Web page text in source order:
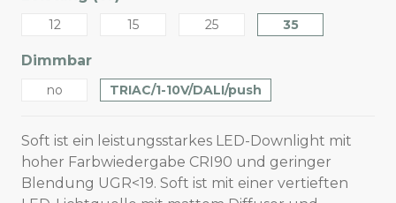
12 15 25 35
Dimmbar
no TRIAC/1-10V/DALI/push
Soft ist ein leistungsstarkes LED-Downlight mit
hoher Farbwiedergabe CRI90 und geringer
Blendung UGR<19. Soft ist mit einer vertieften